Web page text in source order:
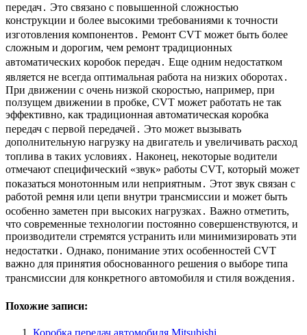
передач․ Это связано с повышенной сложностью
конструкции и более высокими требованиями к точности
изготовления компонентов․ Ремонт CVT может быть более
сложным и дорогим, чем ремонт традиционных
автоматических коробок передач․ Еще одним недостатком
является не всегда оптимальная работа на низких оборотах․
При движении с очень низкой скоростью, например, при
ползущем движении в пробке, CVT может работать не так
эффективно, как традиционная автоматическая коробка
передач с первой передачей․ Это может вызывать
дополнительную нагрузку на двигатель и увеличивать расход
топлива в таких условиях․ Наконец, некоторые водители
отмечают специфический «звук» работы CVT, который может
показаться монотонным или неприятным․ Этот звук связан с
работой ремня или цепи внутри трансмиссии и может быть
особенно заметен при высоких нагрузках․ Важно отметить,
что современные технологии постоянно совершенствуются, и
производители стремятся устранить или минимизировать эти
недостатки․ Однако, понимание этих особенностей CVT
важно для принятия обоснованного решения о выборе типа
трансмиссии для конкретного автомобиля и стиля вождения․
Похожие записи:
Коробка передач автомобиля Mitsubishi